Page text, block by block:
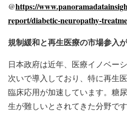
@https://
report/diabetic-neuropathy-
規制緩和と再生医療の市場参入
日本政府は近年、医療イノベー
次いで導入しており、特に再生
臨床応用が加速しています。糖
生が難しいとされてきた分野で